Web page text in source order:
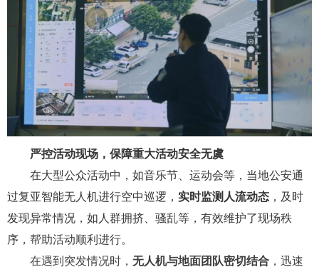
严控活动现场，保障重大活动安全无虞
在大型公众活动中，如音乐节、运动会等，当地公安通
过复亚智能无人机进行空中巡逻， 实时监测人流动态 ，及时
发现异常情况，如人群拥挤、骚乱等，有效维护了现场秩
序， 帮助活动顺利进行。
在遇到突发情况时， 无人机与地面团队密切结合 ，迅速